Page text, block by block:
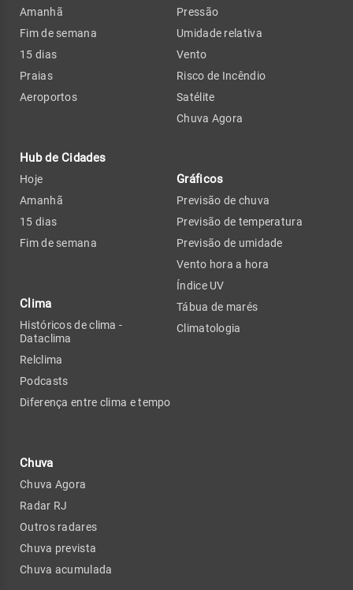
Amanhã
Fim de semana
15 dias
Praias
Aeroportos
Hub de Cidades
Hoje
Amanhã
15 dias
Fim de semana
Clima
Históricos de clima -
Dataclima
Relclima
Podcasts
Diferença entre clima e tempo
Chuva
Chuva Agora
Radar RJ
Outros radares
Chuva prevista
Chuva acumulada
Pressão
Umidade relativa
Vento
Risco de Incêndio
Satélite
Chuva Agora
Gráficos
Previsão de chuva
Previsão de temperatura
Previsão de umidade
Vento hora a hora
Índice UV
Tábua de marés
Climatologia